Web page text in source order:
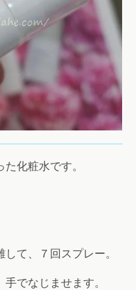
化粧水です。
て、７回スプレー。
でなじませます。